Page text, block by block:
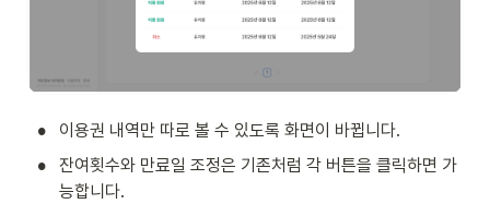
• 이용권 내역만 따로 볼 수 있도록 화면이 바뀝니다.
•
잔여횟수와 만료일 조정은 기존처럼 각 버튼을 클릭하면 가
능합니다.